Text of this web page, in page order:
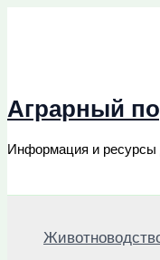
Аграрный
Информация и